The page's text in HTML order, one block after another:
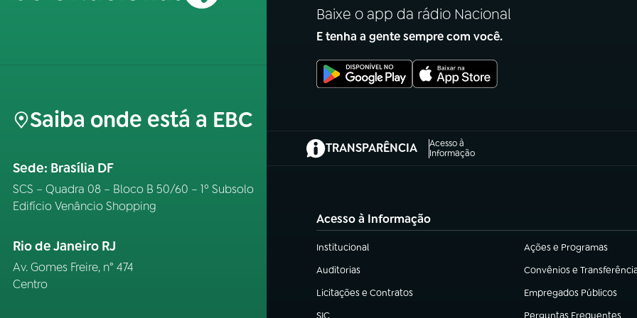
Saiba onde está a EBC
Sede: Brasília DF
SCS – Quadra 08 – Bloco B 50/60 – 1º Subsolo
Edifício Venâncio Shopping
Rio de Janeiro RJ
Av. Gomes Freire, n° 474
Centro
Baixe o app da rádio Nacional
E tenha a gente sempre com você.
TRANSPARÊNCIA
Acesso à
Informação
(abre em nova aba)
Acesso à Informação
Institucional
(abre em nova aba) Ações e Programas
(abre em nova aba)
Auditorias
(abre em nova aba) Convênios e
(abre em nova aba)
Licitações e Contratos
(abre em nova aba) Empregados Públicos
(abre em nova aba)
SIC
Perguntas Frequentes